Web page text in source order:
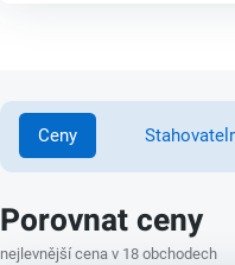
Ceny
Porovnat ceny
nejlevnější cena v 18 obchodech